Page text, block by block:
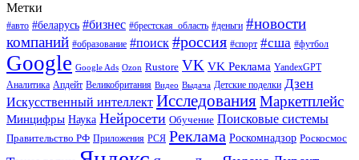
Метки
#авто #беларусь #бизнес #брестская_область #деньги #новости
компаний #образование #поиск #россия #спорт #сша #футбол
Google Google Ads Ozon Rustore VK VK Реклама YandexGPT
Аналитика Апдейт Великобритания Видео Выдача Детские поделки Дзен
Искусственный интеллект ИсследованияМаркетплейс
Минцифры Наука Нейросети Обучение Поисковые системы
Правительство РФ Приложения РСЯ Реклама Роскомнадзор Роскосмос